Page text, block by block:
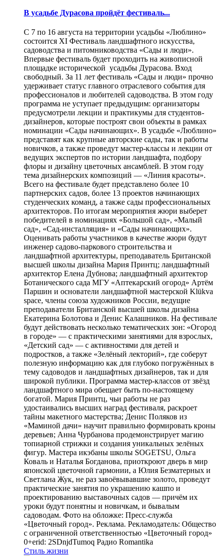
В усадьбе Дурасова пройдёт фестиваль...
С 7 по 16 августа на территории усадьбы «Люблино»
состоится XI Фестиваль ландшафтного искусства,
садоводства и питомниководства «Сады и люди».
Впервые фестиваль будет проходить на живописной
площадке исторической усадьбы Дурасова. Вход
свободный. За 11 лет фестиваль «Сады и люди» прочно
удерживает статус главного отраслевого события для
профессионалов и любителей садоводства. В этом году
программа не уступает предыдущим: организаторы
предусмотрели лекции и практикумы для студентов-
дизайнеров, которые построят свои объекты в рамках
номинации «Сады начинающих». В усадьбе «Люблино»
представят как крупные авторские сады, так и работы
новичков, а также проведут мастер-классы и лекции от
ведущих экспертов по истории ландшафта, подбору
флоры и дизайну цветочных ансамблей. В этом году
тема дизайнерских композиций — «Линия красоты».
Всего на фестивале будет представлено более 10
партнерских садов, более 13 проектов начинающих
студенческих команд, а также сады профессиональных
архитекторов. По итогам мероприятия жюри выберет
победителей в номинациях «Большой сад», «Малый
сад», «Сад-инсталляция» и «Сады начинающих».
Оценивать работы участников в качестве жюри будут
инженер садово-паркового строительства и
ландшафтной архитектуры, преподаватель Британской
высшей школы дизайна Мария Принтц; ландшафтный
архитектор Елена Дубнова; ландшафтный архитектор
Ботанического сада МГУ «Аптекарский огород» Артём
Паршин и основатели ландшафтной мастерской Klükva
space, члены союза художников России, ведущие
преподаватели Британской высшей школы дизайна
Екатерина Болотова и Денис Калашников. На фестивале
будут действовать несколько тематических зон: «Огород
в городе» — с практическими занятиями для взрослых,
«Детский сад» — с активностями для детей и
подростков, а также «Зелёный лекторий», где соберут
полезную информацию как для глубоко погружённых в
тему садоводов и ландшафтных дизайнеров, так и для
широкой публики. Программа мастер-классов от звёзд
ландшафтного мира обещает быть по-настоящему
богатой. Мария Принтц, чьи работы не раз
удостаивались высших наград фестиваля, раскроет
тайны макетного мастерства; Денис Поляков из
«Маминой дачи» научит правильно формировать кроны
деревьев; Анна Чурбанова продемонстрирует магию
топиарной стрижки и создания уникальных зелёных
фигур. Мастера икэбаны школы SOGETSU, Ольга
Коваль и Наталья Богданова, приоткроют дверь в мир
японской цветочной гармонии, а Юлия Безматерных и
Светлана Жук, не раз завоёвывавшие золото, проведут
практические занятия по украшению кашпо и
проектированию выставочных садов — причём их
уроки будут понятны и новичкам, и бывалым
садоводам. Фото на обложке: Пресс-служба
«Цветочный город». Реклама. Рекламодатель: Общество
с ограниченной ответственностью «Цветочный город»
0+erid: 2SDnjdTumoq Радио Romantika
Стиль жизни